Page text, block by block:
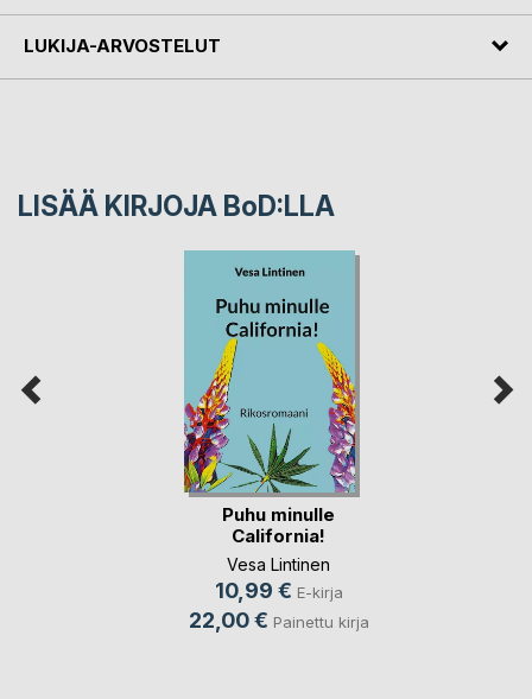
LUKIJA-ARVOSTELUT
LISÄÄ KIRJOJA BoD:LLA
Puhu minulle
California!
Vesa Lintinen
10,99 € E-kirja
22,00 € Painettu kirja